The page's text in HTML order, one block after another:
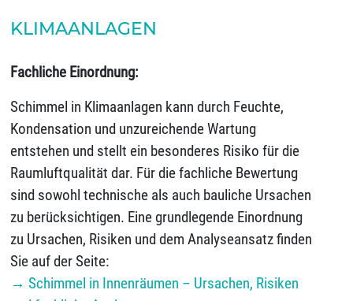
KLIMAANLAGEN
Fachliche Einordnung:
Schimmel in Klimaanlagen kann durch Feuchte,
Kondensation und unzureichende Wartung
entstehen und stellt ein besonderes Risiko für die
Raumluftqualität dar. Für die fachliche Bewertung
sind sowohl technische als auch bauliche Ursachen
zu berücksichtigen. Eine grundlegende Einordnung
zu Ursachen, Risiken und dem Analyseansatz finden
Sie auf der Seite:
→ Schimmel in Innenräumen – Ursachen, Risiken